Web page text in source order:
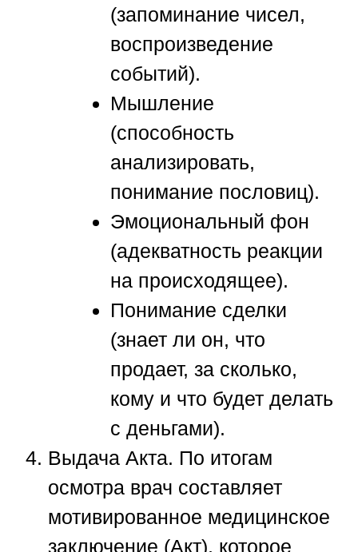
(запоминание чисел,
воспроизведение
событий).
Мышление
(способность
анализировать,
понимание пословиц).
Эмоциональный фон
(адекватность реакции
на происходящее).
Понимание сделки
(знает ли он, что
продает, за сколько,
кому и что будет делать
с деньгами).
Выдача Акта. По итогам
осмотра врач составляет
мотивированное медицинское
заключение (Акт), которое